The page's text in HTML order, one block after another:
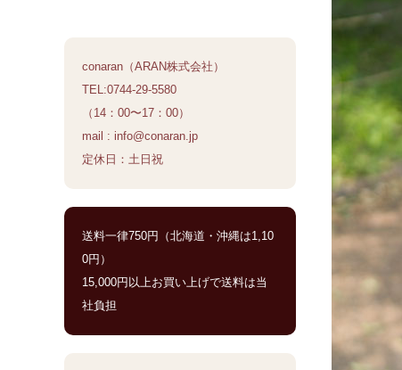
conaran（ARAN株式会社）
TEL:0744-29-5580
（14：00〜17：00）
mail : info@conaran.jp
定休日：土日祝
送料一律750円（北海道・沖縄は1,10
0円）
15,000円以上お買い上げで送料は当
社負担